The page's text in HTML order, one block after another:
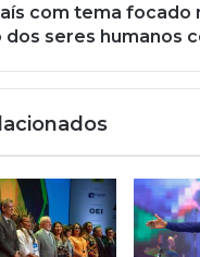
com tema focado
dos seres humanos